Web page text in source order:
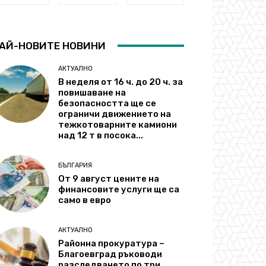
НОВИТЕ НОВИНИ
АКТУАЛНО
В неделя от 16 ч. до 20 ч. за
повишаване на
безопасността ще се
ограничи движението на
тежкотоварните камиони
над 12 т в посока...
БЪЛГАРИЯ
От 9 август цените на
финансовите услуги ще са
само в евро
АКТУАЛНО
Районна прокуратура –
Благоевград ръководи